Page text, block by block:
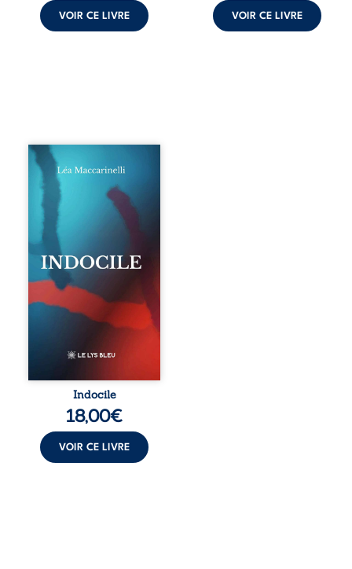
VOIR CE LIVRE VOIR CE LIVRE
Quatre parties.
Quatre refus.
Quatre visages
d’une existence en
friction. Entre les
silences qu’on ne
déchiffre pas, les
amours qu’on
dérange, les corps
qu’on administre
et les liens qu’on
sabote, cet
ouvrage parle à
vivent trop fort,
trop vrai, trop tôt.
traversée. Une
langue nue. Une
insurrection
calme. Une
déclaration
d’existence pour ...
Indocile
18,00€
VOIR CE LIVRE